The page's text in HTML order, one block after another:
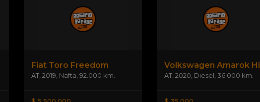
Fiat Toro Freedom
AT, 2019 Nafta 92.000 km. AT, 2020 Diesel 36.000 km.